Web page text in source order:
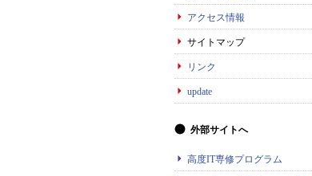
アクセス情報
サイトマップ
リンク
update
外部サイトへ
高度IT専修プログラム